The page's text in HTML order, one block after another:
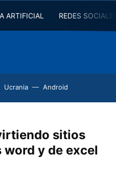
ARTIFICIAL REDES
Ucrania Android
sitios
y de excel